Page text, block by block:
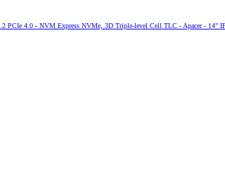
PCIe 4.0 - NVM Express NVMe, 3D Triple-level Cell TLC - Apacer - 14"